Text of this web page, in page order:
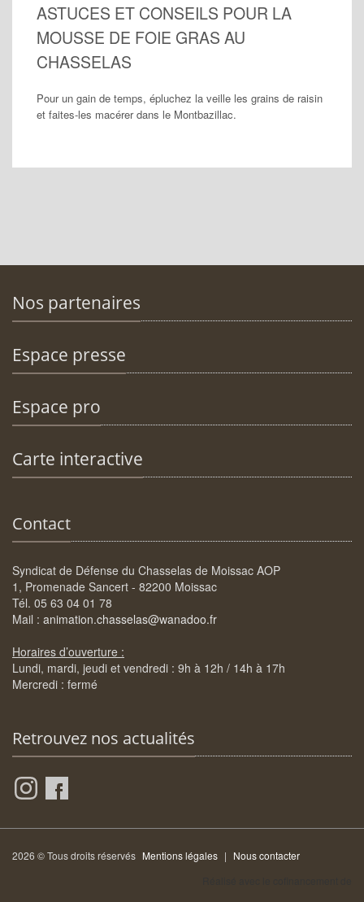
ASTUCES ET CONSEILS POUR LA
MOUSSE DE FOIE GRAS AU
CHASSELAS
Pour un gain de temps, épluchez la veille les grains de raisin
et faites-les macérer dans le Montbazillac.
Nos partenaires
Espace presse
Espace pro
Carte interactive
Contact
Syndicat de Défense du Chasselas de Moissac AOP
1, Promenade Sancert - 82200 Moissac
Tél. 05 63 04 01 78
Mail : animation.chasselas@wanadoo.fr
Horaires d’ouverture :
Lundi, mardi, jeudi et vendredi : 9h à 12h / 14h à 17h
Mercredi : fermé
Retrouvez nos actualités
2026 © Tous droits réservés Mentions légales | Nous contacter